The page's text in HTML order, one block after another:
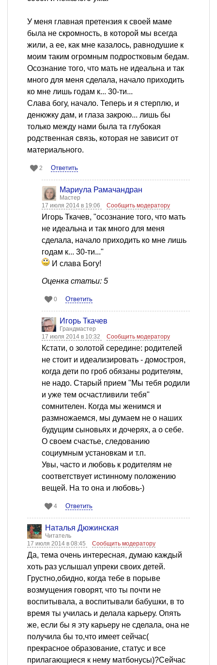
У меня главная претензия к своей маме
была не скромность, в которой мы всегда
жили, а ее, как мне казалось, равнодушие к
моим таким огромным подростковым бедам.
Oсознание того, что мать не идеальна и так
много для меня сделала, начало приходить
ко мне лишь годам к... 30-ти...
Слава богу, начало. Теперь и я стерплю, и
денюжку дам, и глаза закрою... лишь бы
только между нами была та глубокая
родственная связь, которая не зависит от
материального.
2 Ответить
Мариула Рамачандран
Мастер
17 июля 2014 в 19:06
Сообщить модератору
Игорь Ткачев, "осознание того, что мать
не идеальна и так много для меня
сделала, начало приходить ко мне лишь
годам к... 30-ти..."
И слава Богу!
Оценка статьи: 5
0 Ответить
Игорь Ткачев
Грандмастер
17 июля 2014 в 10:32
Сообщить модератору
Кстати, о золотой середине: родителей
не стоит и идеализировать - домостроя,
когда дети по гроб обязаны родителям,
не надо. Старый прием "Мы тебя родили
и уже тем осчастливили тебя"
сомнителен. Когда мы женимся и
размножаемся, мы думаем не о наших
будущим сыновьях и дочерях, а о себе.
О своем счастье, следованию
социумным установкам и т.п.
Увы, часто и любовь к родителям не
соответствует истинному положению
вещей. На то она и любовь-)
4 Ответить
Наталья Дюжинская
Читатель
17 июля 2014 в 08:45
Сообщить модератору
Да, тема очень интересная, думаю каждый
хоть раз услышал упреки своих детей.
Грустно,обидно, когда тебе в порыве
возмущения говорят, что ты почти не
воспитывала, а воспитывали бабушки, в то
время ты училась и делала карьеру. Опять
же, если бы я эту карьеру не сделала, она не
получила бы то,что имеет сейчас(
прекрасное образование, статус и все
прилагающиеся к нему матбонусы)?Сейчас